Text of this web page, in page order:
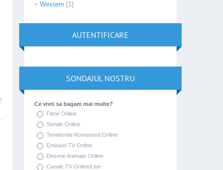
Western [1]
AUTENTIFICARE
SONDAJUL NOSTRU
Ce vreti sa bagam mai multe?
Filme Online
Seriale Online
Tenelovele Romanesti Online
Emisiuni TV Online
Desene Animate Online
Canale TV Online/Live